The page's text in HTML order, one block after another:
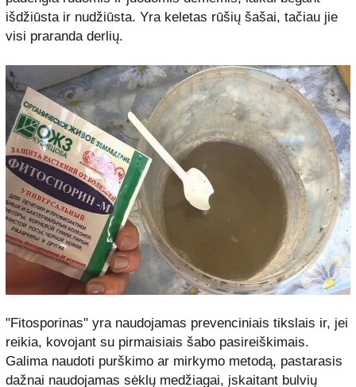
išdžiūsta ir nudžiūsta. Yra keletas rūšių šašai, tačiau jie
visi praranda derlių.
"Fitosporinas" yra naudojamas prevenciniais tikslais ir, jei
reikia, kovojant su pirmaisiais šabo pasireiškimais.
Galima naudoti purškimo ar mirkymo metodą, pastarasis
dažnai naudojamas sėklų medžiagai, įskaitant bulvių